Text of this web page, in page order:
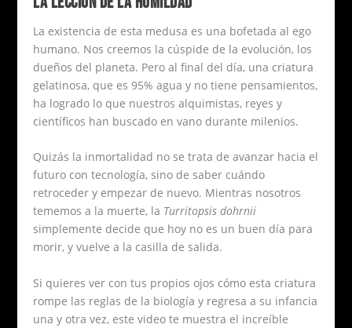
La existencia de esta medusa es una bofetada al ego
humano. Nos creemos la cúspide de la evolución, los
dueños del planeta. Pero al final del día, una criatura
gelatinosa, que es 95% agua y no tiene pensamientos,
ha logrado lo que nuestros alquimistas, reyes y
científicos han buscado en vano durante milenios.
Quizás la inmortalidad no se trata de avanzar hacia el
futuro con tecnología, sino de saber cuándo
retroceder y empezar de nuevo. Mientras nosotros
tememos a la muerte, la Turritopsis dohrnii
simplemente decide que hoy no es un buen día para
morir, y vuelve a la casilla de salida.
Si quieres ver con tus propios ojos cómo esta criatura
rompe las reglas de la biología y regresa a su infancia
una y otra vez, este video te muestra el increíble